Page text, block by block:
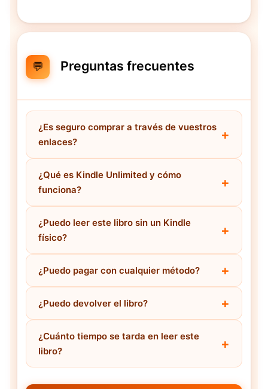
💬 Preguntas frecuentes
¿Es seguro comprar a través de vuestros
enlaces?
¿Qué es Kindle Unlimited y cómo
funciona?
¿Puedo leer este libro sin un Kindle
físico?
¿Puedo pagar con cualquier método?
¿Puedo devolver el libro?
¿Cuánto tiempo se tarda en leer este
libro?